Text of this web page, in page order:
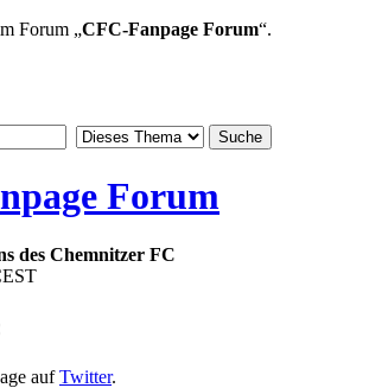
Forum „CFC-Fanpage Forum“.
des Chemnitzer FC
aufTwitter.